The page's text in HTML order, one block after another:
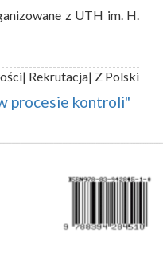
z UTH im. H.
| Rekrutacja| Z Polski
procesie kontroli"